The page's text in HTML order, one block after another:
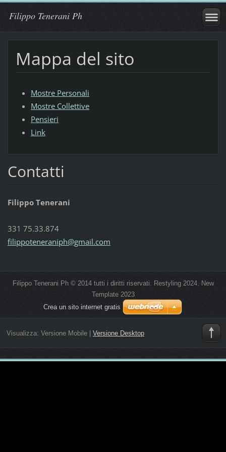
Filippo Tenerani Ph
Mappa del sito
Mostre Personali
Mostre Collettive
Pensieri
Link
Contatti
Filippo Tenerani
331 75.33.874
filippoteneraniph@gmail.com
Filippo Tenerani Ph © 2014 tutti i diritti riservati. Restyling 2024. New
Template 2023
Crea un sito internet gratis
Visualizza: Versione Mobile| Versione Desktop